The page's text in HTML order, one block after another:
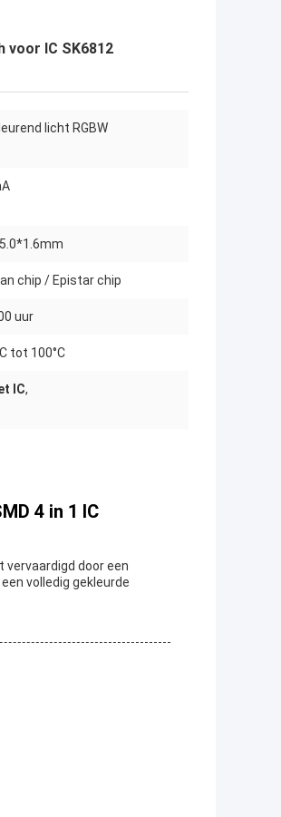
voor IC SK6812
licht RGBW
chip / Epistar chip
uur
tot 100°C
IC,
4 in 1 IC
vervaardigd door een
volledig gekleurde